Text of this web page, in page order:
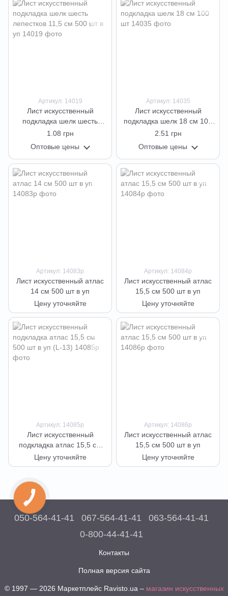
Артикул: 14019
Лист искусственный
подкладка шелк шесть
лепестков 11,5 см 500 шт в
1.08 грн
Оптовые цены
Артикул: 14035
Лист искусственный
подкладка шелк 18 см 100
шт
2.51 грн
Оптовые цены
Артикул: 14083р
Лист искусственный атлас
14 см 500 шт в уп
Цену уточняйте
Артикул: 14084р
Лист искусственный атлас
15,5 см 500 шт в уп
Цену уточняйте
Артикул: 14085р
Лист искусственный
подкладка атлас 15,5 см
500 шт в уп (L-13)
Цену уточняйте
Артикул: 14086р
Лист искусственный атлас
15,5 см 500 шт в уп
Цену уточняйте
050-564-41-41 067-564-41-41
063-564-41-41
0-800-44-41-41
Контакты
Полная версия сайта
© 1997 — 2026 Маркетплейс Ravisto.ua – магазин искусственных